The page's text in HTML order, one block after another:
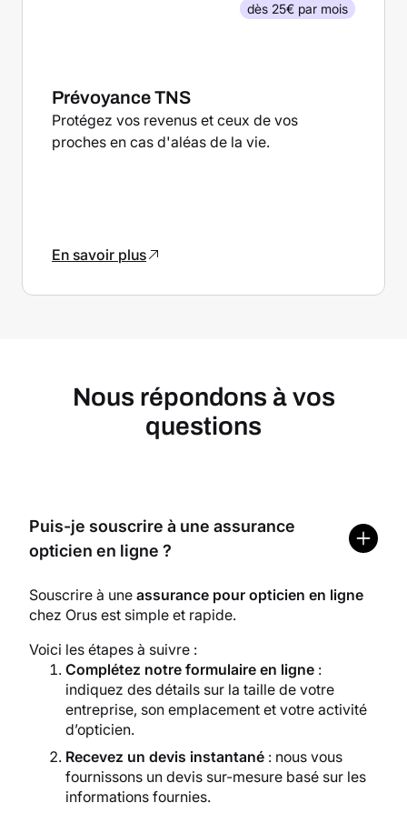
Prévoyance TNS
Protégez vos revenus et ceux de vos
proches en cas d'aléas de la vie.
En savoir plus
dès 25€ par mois
Nous répondons à vos
questions
Puis-je souscrire à une assurance
opticien en ligne ?
Souscrire à une assurance pour opticien en ligne
chez Orus est simple et rapide.
Voici les étapes à suivre :
Complétez notre formulaire en ligne :
indiquez des détails sur la taille de votre
entreprise, son emplacement et votre activité
d’opticien.
Recevez un devis instantané : nous vous
fournissons un devis sur-mesure basé sur les
informations fournies.